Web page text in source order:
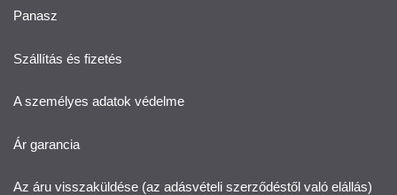
Panasz
Szállítás és fizetés
A személyes adatok védelme
Ár garancia
Az áru visszaküldése (az adásvételi szerződéstől való elállás)